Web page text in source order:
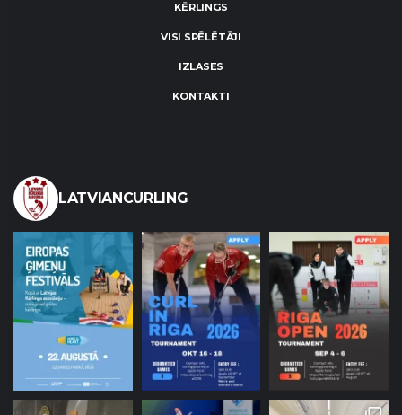
KĒRLINGS
VISI SPĒLĒTĀJI
IZLASES
KONTAKTI
LATVIANCURLING